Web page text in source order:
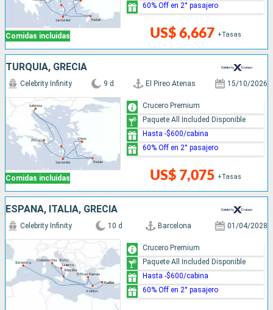
Comidas incluidas US$ 6,667 +Tasas
60% Off en 2° pasajero
TURQUÍA, GRECIA
Comidas incluidas
Celebrity Infinity 9 d El Pireo Atenas 15/10/2026
US$ 7,075 +Tasas
Crucero Premium
Paquete All Included Disponible
Hasta -$600/cabina
60% Off en 2° pasajero
ESPAÑA, ITALIA, GRECIA
Celebrity Infinity 10 d Barcelona 01/04/2028
Crucero Premium
Paquete All Included Disponible
Hasta -$600/cabina
60% Off en 2° pasajero